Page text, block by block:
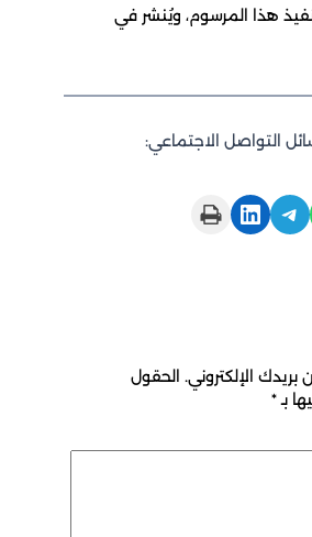
هذا المرسوم، ويُنشر في
التواصل الاجتماعي:
Share on Telegram
Share on LinkedIn
Print this Page
الإلكتروني. الحقول
بـ*